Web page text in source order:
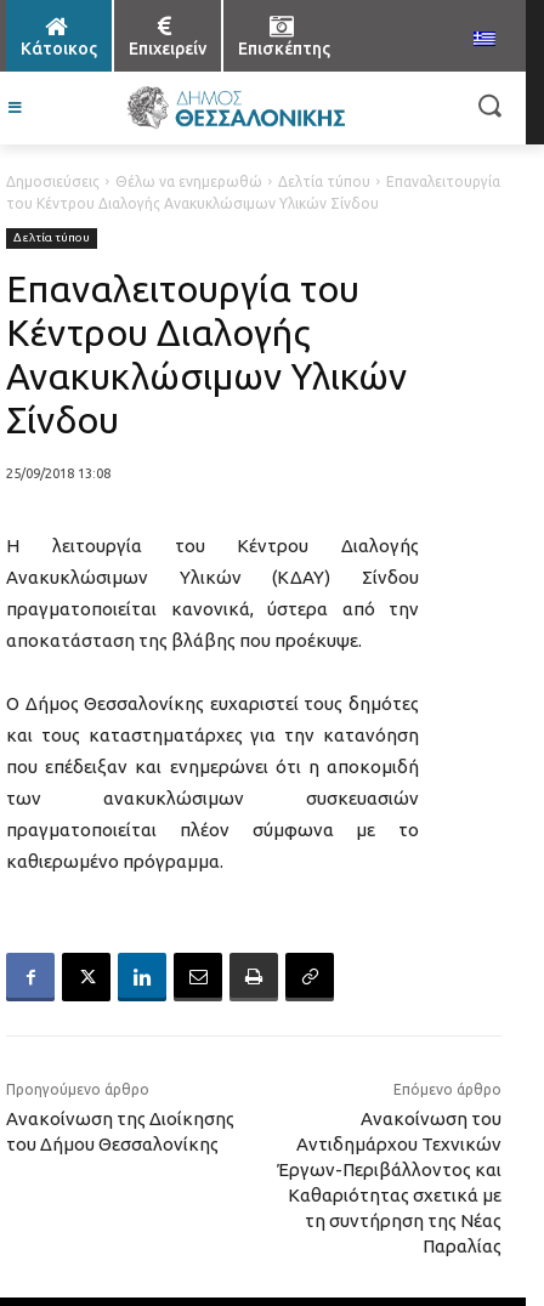
Κάτοικος Επιχειρείν Επισκέπτης
Δημοσιεύσεις Θέλω να ενημερωθώ Δελτία τύπου
Επαναλειτουργία
του Κέντρου Διαλογής Ανακυκλώσιμων Υλικών Σίνδου
Δελτία τύπου
Επαναλειτουργία του
Κέντρου Διαλογής
Ανακυκλώσιμων Υλικών
Σίνδου
25/09/2018 13:08
Η λειτουργία του Κέντρου Διαλογής
Ανακυκλώσιμων Υλικών (ΚΔΑΥ) Σίνδου
πραγματοποιείται κανονικά, ύστερα από την
αποκατάσταση της βλάβης που προέκυψε.
Ο Δήμος Θεσσαλονίκης ευχαριστεί τους δημότες
και τους καταστηματάρχες για την κατανόηση
που επέδειξαν και ενημερώνει ότι η αποκομιδή
των ανακυκλώσιμων συσκευασιών
πραγματοποιείται πλέον σύμφωνα με το
καθιερωμένο πρόγραμμα.
Προηγούμενο άρθρο
Ανακοίνωση της Διοίκησης
του Δήμου Θεσσαλονίκης
Επόμενο άρθρο
Ανακοίνωση του
Αντιδημάρχου Τεχνικών
Έργων-Περιβάλλοντος και
Καθαριότητας σχετικά με
τη συντήρηση της Νέας
Παραλίας